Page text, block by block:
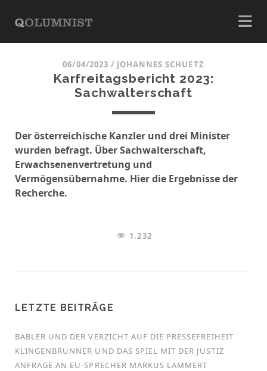
06/04/2023 / JOHANNES SCHUETZ
Karfreitagsbericht 2023:
Sachwalterschaft
Der österreichische Kanzler und drei Minister
wurden befragt. Über Sachwalterschaft,
Erwachsenenvertretung und
Vermögensübernahme. Hier die Ergebnisse der
Recherche.
1.232
LETZTE BEITRÄGE
BABLER UND DER VERZICHT AUF DIE PRESSEFREIHEIT
KLINGENBRUNNER UND DAS SPIEL MIT DER JUSTIZ
ANFRAGE AN EU-SPRECHER MARKUS LAMMERT